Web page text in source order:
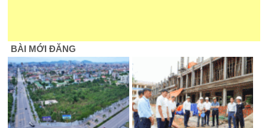
BÀI MỚI ĐĂNG